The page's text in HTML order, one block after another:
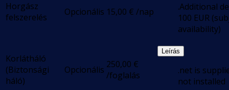
Horgász
felszerelés
Opcionális 15,00 € /nap
.Additional
100 EUR
availability)
Korlátháló
(Biztonsági
háló)
Opcionális 250,00 €
/foglalás
Leírás
.net is
not installed